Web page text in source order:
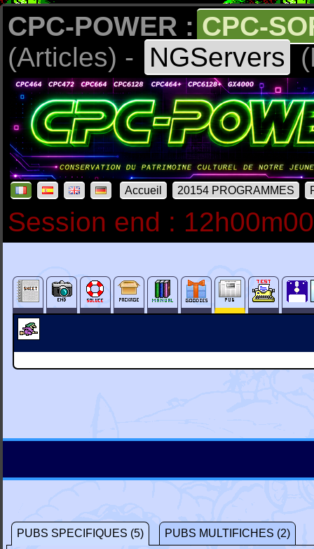
CPC-POWER : CPC-
(Articles) -
NGServers
Accueil 20154 PROGRAMMES
Session end :
PUBS SPECIFIQUES (5) PUBS MULTIFICHES (2)